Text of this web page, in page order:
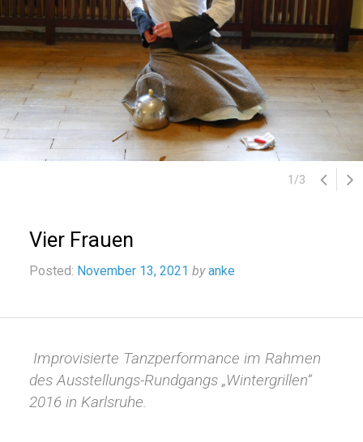
1 /3
Vier Frauen
Posted: November 13, 2021 by anke
Improvisierte Tanzperformance im Rahmen
des Ausstellungs-Rundgangs „Wintergrillen“
2016 in Karlsruhe.